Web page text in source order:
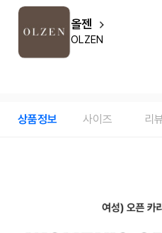
올젠
OLZEN
상품정보 사이즈 리